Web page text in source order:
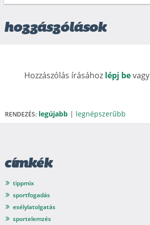
hozzászólások
Hozzászólás írásához lépj bevagy
RENDEZÉS: legújabb | legnépszerűbb
címkék
tippmix
sportfogadás
esélylatolgatás
sportelemzés